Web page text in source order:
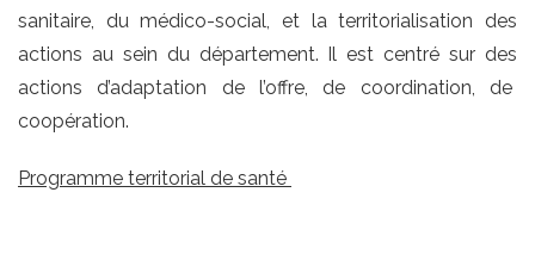
sanitaire, du médico-social, et la territorialisation des
actions au sein du département. Il est centré sur des
actions d’adaptation de l’offre, de coordination, de
coopération.
Programme territorial de santé